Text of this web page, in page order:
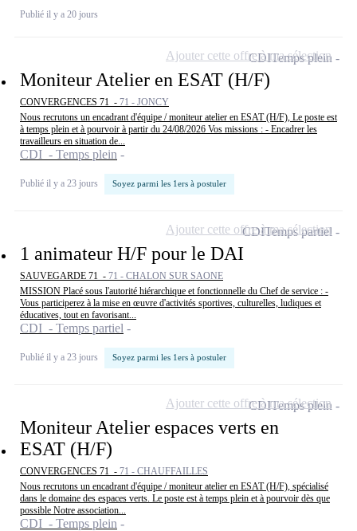
Publié il y a 20 jours
Moniteur Atelier en ESAT (H/F)
CONVERGENCES 71 - 71 - JONCY
Nous recrutons un encadrant d'équipe / moniteur atelier en ESAT (H/F), Le poste est
à temps plein et à pourvoir à partir du 24/08/2026 Vos missions : - Encadrer les
travailleurs en situation de...
CDI - Temps plein
Publié il y a 23 jours Soyez parmi les 1ers à postuler
CDITemps plein
Ajouter cette offre à ma sélection
1 animateur H/F pour le DAI
SAUVEGARDE 71 - 71 - CHALON SUR SAONE
MISSION Placé sous l'autorité hiérarchique et fonctionnelle du Chef de service : -
Vous participerez à la mise en œuvre d'activités sportives, culturelles, ludiques et
éducatives, tout en favorisant...
CDI - Temps partiel
Publié il y a 23 jours Soyez parmi les 1ers à postuler
CDITemps partiel
Ajouter cette offre à ma sélection
Moniteur Atelier espaces verts en
ESAT (H/F)
CONVERGENCES 71 - 71 - CHAUFFAILLES
Nous recrutons un encadrant d'équipe / moniteur atelier en ESAT (H/F), spécialisé
dans le domaine des espaces verts. Le poste est à temps plein et à pourvoir dès que
possible Notre association...
CDI - Temps plein
CDITemps plein
Ajouter cette offre à ma sélection